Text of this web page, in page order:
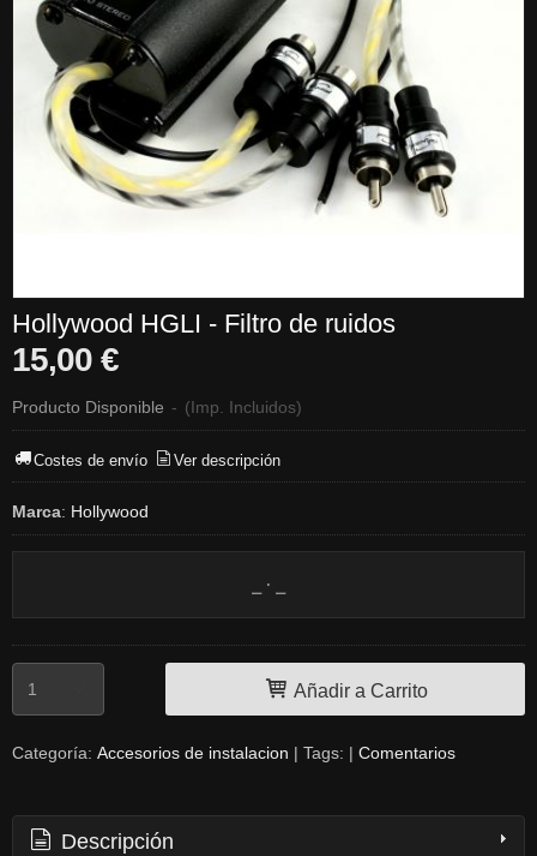
Hollywood HGLI - Filtro de ruidos
15,00 €
Producto Disponible - (Imp. Incluidos)
Costes de envío Ver descripción
Marca: Hollywood
Añadir a Carrito
Categoría: Accesorios de instalacion | Tags: | Comentarios
Descripción